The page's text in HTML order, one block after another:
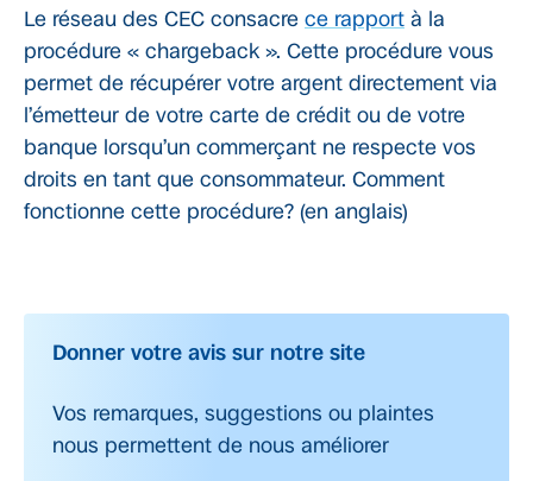
Le réseau des CEC consacre ce rapport à la
procédure « chargeback ». Cette procédure vous
permet de récupérer votre argent directement via
l’émetteur de votre carte de crédit ou de votre
banque lorsqu’un commerçant ne respecte vos
droits en tant que consommateur. Comment
fonctionne cette procédure? (en anglais)
Donner votre avis sur notre site
Vos remarques, suggestions ou plaintes
nous permettent de nous améliorer